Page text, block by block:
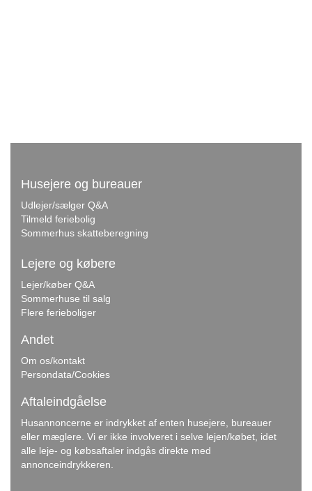
Husejere og bureauer
Udlejer/sælger Q&A
Tilmeld feriebolig
Sommerhus skatteberegning
Lejere og købere
Lejer/køber Q&A
Sommerhuse til salg
Flere ferieboliger
Andet
Om os/kontakt
Persondata/Cookies
Aftaleindgåelse
Husannoncerne er indrykket af enten husejere, bureauer
eller mæglere. Vi er ikke involveret i selve lejen/købet, idet
alle leje- og købsaftaler indgås direkte med
annonceindrykkeren.